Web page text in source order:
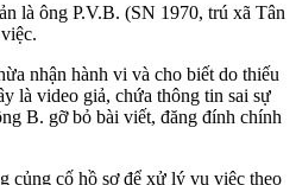
là ông P.V.B. (SN 1970, trú xã Tân
nhận hành vi và cho biết do thiếu
là video giả, chứa thông tin sai sự
B. gỡ bỏ bài viết, đăng đính chính
củng cố hồ sơ để xử lý vụ việc theo